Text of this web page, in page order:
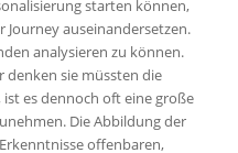
starten können,
auseinandersetzen.
analysieren zu können.
denken sie müssten die
es dennoch oft eine große
Die Abbildung der
offenbaren,